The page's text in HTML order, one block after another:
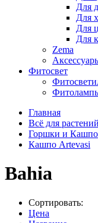
Для
Для
Для
Для
Zema
Фитосвет
Главная
Всё для растений
Горшки и Кашпо
Кашпо Artevasi
Bahia
Сортировать:
Цена